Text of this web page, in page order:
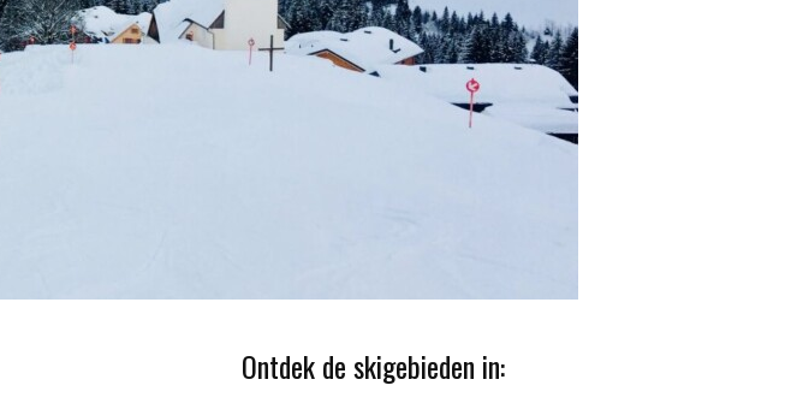
Ontdek de skigebieden in: